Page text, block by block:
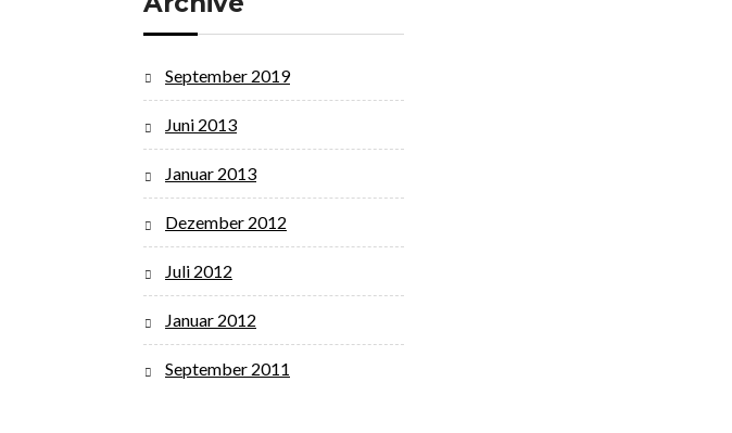
September 2019
Juni 2013
Januar 2013
Dezember 2012
Juli 2012
Januar 2012
September 2011